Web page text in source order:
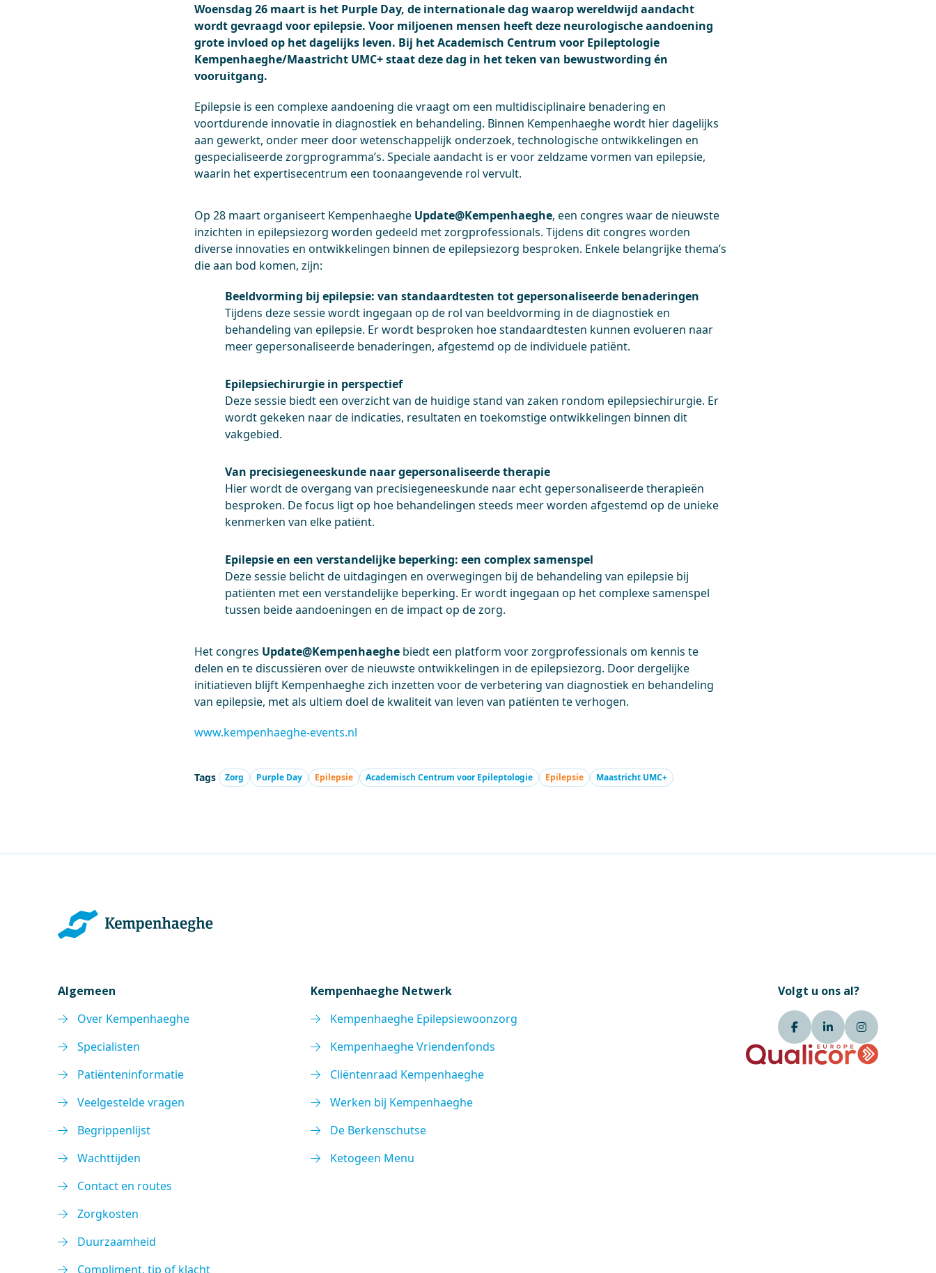
Woensdag 26 maart is het Purple Day, de internationale dag waarop wereldwijd aandacht
wordt gevraagd voor epilepsie. Voor miljoenen mensen heeft deze neurologische aandoening
grote invloed op het dagelijks leven. Bij het Academisch Centrum voor Epileptologie
Kempenhaeghe/Maastricht UMC+ staat deze dag in het teken van bewustwording én
vooruitgang.
Epilepsie is een complexe aandoening die vraagt om een multidisciplinaire benadering en
voortdurende innovatie in diagnostiek en behandeling. Binnen Kempenhaeghe wordt hier dagelijks
aan gewerkt, onder meer door wetenschappelijk onderzoek, technologische ontwikkelingen en
gespecialiseerde zorgprogramma’s. Speciale aandacht is er voor zeldzame vormen van epilepsie,
waarin het expertisecentrum een toonaangevende rol vervult.
Op 28 maart organiseert Kempenhaeghe Update@Kempenhaeghe, een congres waar de nieuwste
inzichten in epilepsiezorg worden gedeeld met zorgprofessionals. Tijdens dit congres worden
diverse innovaties en ontwikkelingen binnen de epilepsiezorg besproken. Enkele belangrijke thema’s
die aan bod komen, zijn:
Beeldvorming bij epilepsie: van standaardtesten tot gepersonaliseerde benaderingen
Tijdens deze sessie wordt ingegaan op de rol van beeldvorming in de diagnostiek en
behandeling van epilepsie. Er wordt besproken hoe standaardtesten kunnen evolueren naar
meer gepersonaliseerde benaderingen, afgestemd op de individuele patiënt.
Epilepsiechirurgie in perspectief
Deze sessie biedt een overzicht van de huidige stand van zaken rondom epilepsiechirurgie. Er
wordt gekeken naar de indicaties, resultaten en toekomstige ontwikkelingen binnen dit
vakgebied.
Van precisiegeneeskunde naar gepersonaliseerde therapie
Hier wordt de overgang van precisiegeneeskunde naar echt gepersonaliseerde therapieën
besproken. De focus ligt op hoe behandelingen steeds meer worden afgestemd op de unieke
kenmerken van elke patiënt.
Epilepsie en een verstandelijke beperking: een complex samenspel
Deze sessie belicht de uitdagingen en overwegingen bij de behandeling van epilepsie bij
patiënten met een verstandelijke beperking. Er wordt ingegaan op het complexe samenspel
tussen beide aandoeningen en de impact op de zorg.
Het congres Update@Kempenhaeghe biedt een platform voor zorgprofessionals om kennis te
delen en te discussiëren over de nieuwste ontwikkelingen in de epilepsiezorg. Door dergelijke
initiatieven blijft Kempenhaeghe zich inzetten voor de verbetering van diagnostiek en behandeling
van epilepsie, met als ultiem doel de kwaliteit van leven van patiënten te verhogen.
www.kempenhaeghe-events.nl
Tags Zorg Purple Day Epilepsie Academisch Centrum voor Epileptologie Epilepsie Maastricht UMC+
Algemeen
Over Kempenhaeghe
Specialisten
Patiënteninformatie
Veelgestelde vragen
Begrippenlijst
Wachttijden
Contact en routes
Zorgkosten
Duurzaamheid
Compliment, tip of klacht
Kempenhaeghe Netwerk
Kempenhaeghe Epilepsiewoonzorg
Kempenhaeghe Vriendenfonds
Cliëntenraad Kempenhaeghe
Werken bij Kempenhaeghe
De Berkenschutse
Ketogeen Menu
Volgt u ons al?